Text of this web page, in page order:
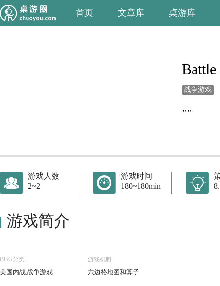
首页 文章库 桌游库
Battle
战争游戏
""
游戏人数
2~2
游戏时间
180~180min
游戏简介
BGG分类
美国内战,战争游戏
游戏机制
六边格地图和算子